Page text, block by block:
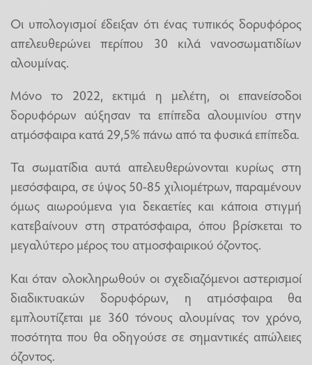
Οι υπολογισμοί έδειξαν ότι ένας τυπικός δορυφόρος
απελευθερώνει περίπου 30 κιλά νανοσωματιδίων
αλουμίνας.
Μόνο το 2022, εκτιμά η μελέτη, οι επανείσοδοι
δορυφόρων αύξησαν τα επίπεδα αλουμινίου στην
ατμόσφαιρα κατά 29,5% πάνω από τα φυσικά επίπεδα.
Τα σωματίδια αυτά απελευθερώνονται κυρίως στη
μεσόσφαιρα, σε ύψος 50-85 χιλιομέτρων, παραμένουν
όμως αιωρούμενα για δεκαετίες και κάποια στιγμή
κατεβαίνουν στη στρατόσφαιρα, όπου βρίσκεται το
μεγαλύτερο μέρος του ατμοσφαιρικού όζοντος.
Και όταν ολοκληρωθούν οι σχεδιαζόμενοι αστερισμοί
διαδικτυακών δορυφόρων, η ατμόσφαιρα θα
εμπλουτίζεται με 360 τόνους αλουμίνας τον χρόνο,
ποσότητα που θα οδηγούσε σε σημαντικές απώλειες
όζοντος.